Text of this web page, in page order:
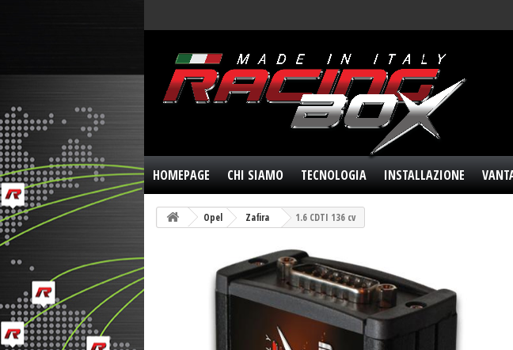
HOMEPAGE CHI SIAMO TECNOLOGIA INSTALLAZIONE
Opel Zafira 1.6 CDTI 136 cv